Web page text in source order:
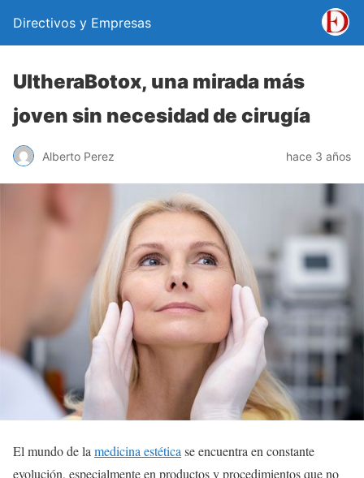
Directivos y Empresas
UltheraBotox, una mirada más
joven sin necesidad de cirugía
Alberto Perez hace 3 años
El mundo de la medicina estética se encuentra en constante
evolución, especialmente en productos y procedimientos que no